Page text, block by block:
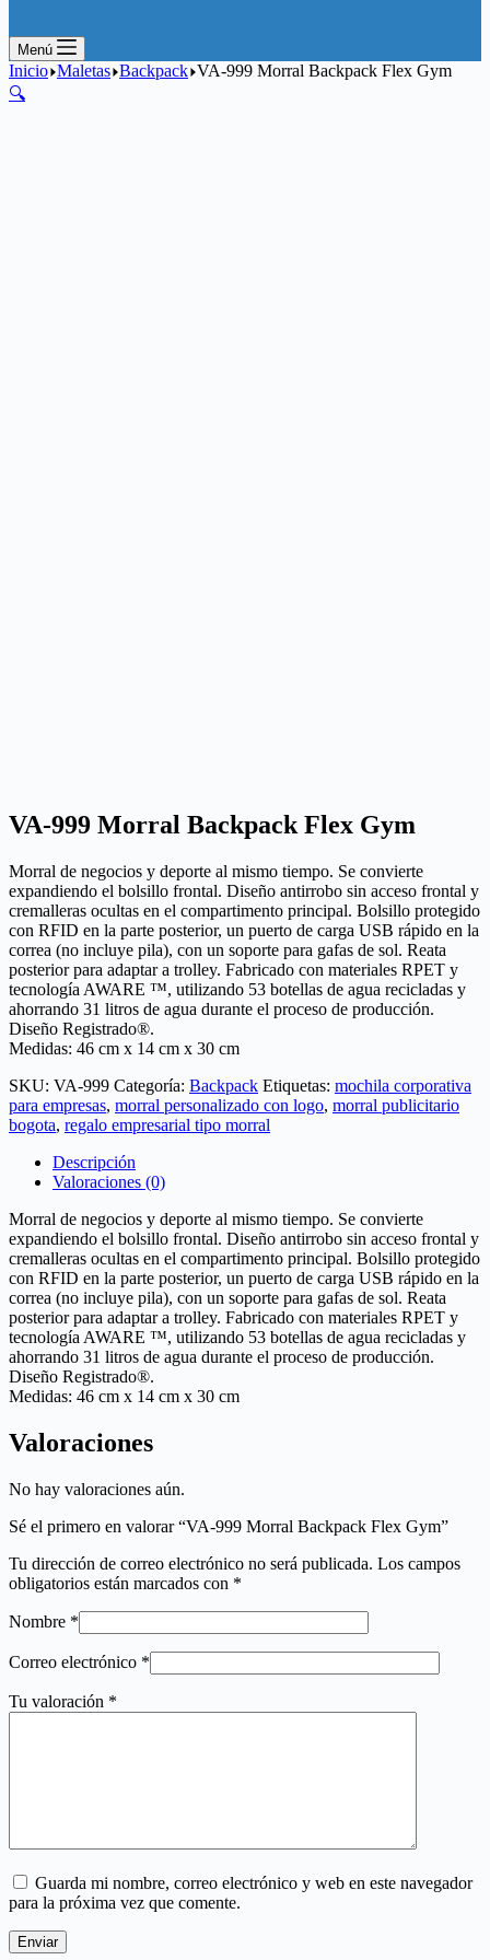
Menú
Inicio Maletas Backpack VA-999 Morral Backpack Flex Gym
🔍
VA-999 Morral Backpack Flex Gym
Morral de negocios y deporte al mismo tiempo. Se convierte
expandiendo el bolsillo frontal. Diseño antirrobo sin acceso frontal y
cremalleras ocultas en el compartimento principal. Bolsillo protegido
con RFID en la parte posterior, un puerto de carga USB rápido en la
correa (no incluye pila), con un soporte para gafas de sol. Reata
posterior para adaptar a trolley. Fabricado con materiales RPET y
tecnología AWARE ™, utilizando 53 botellas de agua recicladas y
ahorrando 31 litros de agua durante el proceso de producción.
Diseño Registrado®.
Medidas: 46 cm x 14 cm x 30 cm
SKU: VA-999 Categoría: Backpack Etiquetas: mochila corporativa
para empresas, morral personalizado con logo, morral publicitario
bogota, regalo empresarial tipo morral
Descripción
Valoraciones (0)
Morral de negocios y deporte al mismo tiempo. Se convierte
expandiendo el bolsillo frontal. Diseño antirrobo sin acceso frontal y
cremalleras ocultas en el compartimento principal. Bolsillo protegido
con RFID en la parte posterior, un puerto de carga USB rápido en la
correa (no incluye pila), con un soporte para gafas de sol. Reata
posterior para adaptar a trolley. Fabricado con materiales RPET y
tecnología AWARE ™, utilizando 53 botellas de agua recicladas y
ahorrando 31 litros de agua durante el proceso de producción.
Diseño Registrado®.
Medidas: 46 cm x 14 cm x 30 cm
Valoraciones
No hay valoraciones aún.
Sé el primero en valorar “VA-999 Morral Backpack Flex Gym”
Tu dirección de correo electrónico no será publicada. Los campos
obligatorios están marcados con *
Nombre *
Correo electrónico *
Tu valoración *
Guarda mi nombre, correo electrónico y web en este navegador
para la próxima vez que comente.
Enviar